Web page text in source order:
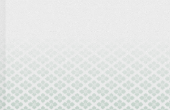
2024-11
2024-10